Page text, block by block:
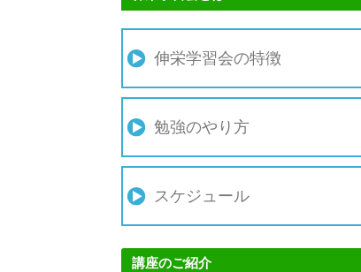
伸栄学習会の特徴
勉強のやり方
スケジュール
講座のご紹介